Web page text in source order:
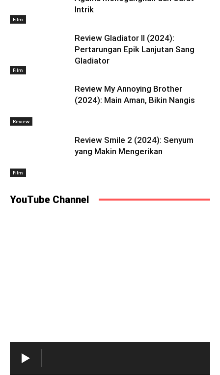
Film
Intrik
Film
Review Gladiator II (2024):
Pertarungan Epik Lanjutan Sang
Gladiator
Review
Review My Annoying Brother
(2024): Main Aman, Bikin Nangis
Film
Review Smile 2 (2024): Senyum
yang Makin Mengerikan
YouTube Channel